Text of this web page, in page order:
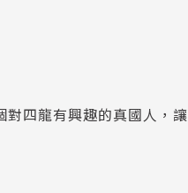
四龍有興趣的真國人，讓